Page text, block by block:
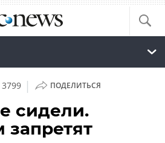
3799 | ПОДЕЛИТЬСЯ
сидели.
запретят